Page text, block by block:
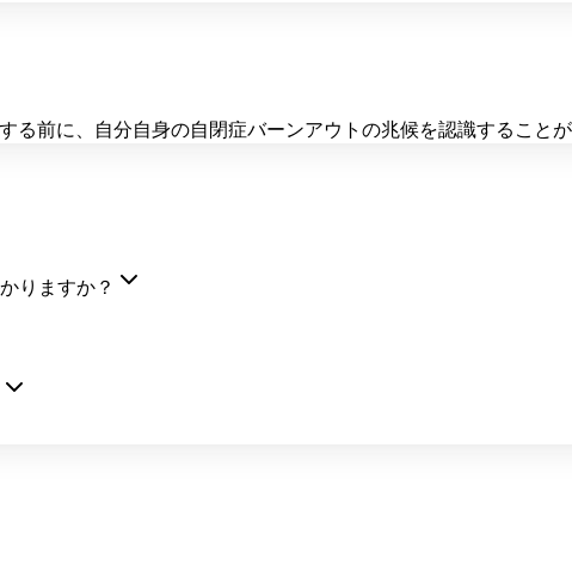
前に、自分自身の自閉症バーンアウトの兆候を認識すること
りますか？